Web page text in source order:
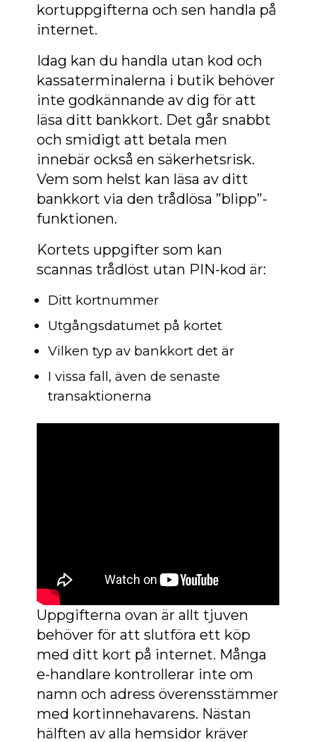
kortuppgifterna och sen handla på
internet.
Idag kan du handla utan kod och
kassaterminalerna i butik behöver
inte godkännande av dig för att
läsa ditt bankkort. Det går snabbt
och smidigt att betala men
innebär också en säkerhetsrisk.
Vem som helst kan läsa av ditt
bankkort via den trådlösa ”blipp”-
funktionen.
Kortets uppgifter som kan
scannas trådlöst utan PIN-kod är:
Ditt kortnummer
Utgångsdatumet på kortet
Vilken typ av bankkort det är
I vissa fall, även de senaste
transaktionerna
Uppgifterna ovan är allt tjuven
behöver för att slutföra ett köp
med ditt kort på internet. Många
e-handlare kontrollerar inte om
namn och adress överensstämmer
med kortinnehavarens. Nästan
hälften av alla hemsidor kräver